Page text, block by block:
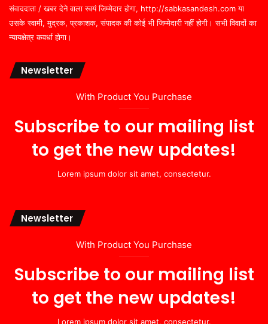
संवाददाता / खबर देने वाला स्वयं जिम्मेदार होगा, http://sabkasandesh.com या
उसके स्वामी, मुद्रक, प्रकाशक, संपादक की कोई भी जिम्मेदारी नहीं होगी। सभी विवादों का
न्यायक्षेत्र कवर्धा होगा।
Newsletter
With Product You Purchase
Subscribe to our mailing list
to get the new updates!
Lorem ipsum dolor sit amet, consectetur.
Newsletter
With Product You Purchase
Subscribe to our mailing list
to get the new updates!
Lorem ipsum dolor sit amet, consectetur.